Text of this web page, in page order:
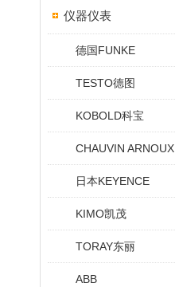
仪器仪表
德国FUNKE
TESTO德图
KOBOLD科宝
CHAUVIN ARNOUX
日本KEYENCE
KIMO凯茂
TORAY东丽
ABB